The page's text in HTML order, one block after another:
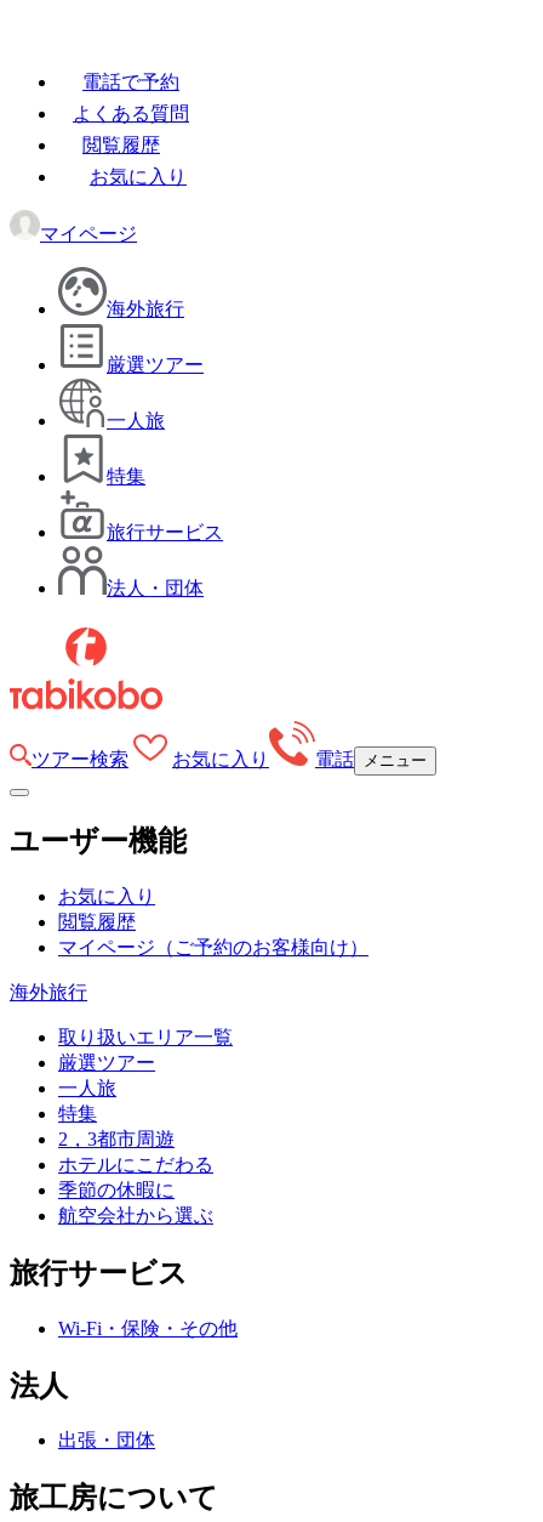
電話で予約
よくある質問
閲覧履歴
お気に入り
マイページ
海外旅行
厳選ツアー
一人旅
特集
旅行サービス
法人・団体
ツアー検索 お気に入り 電話 メニュー
ユーザー機能
お気に入り
閲覧履歴
マイページ （ご予約のお客様向け）
海外旅行
取り扱いエリア一覧
厳選ツアー
一人旅
特集
2，3都市周遊
ホテルにこだわる
季節の休暇に
航空会社から選ぶ
旅行サービス
Wi-Fi・保険・その他
法人
出張・団体
旅工房について